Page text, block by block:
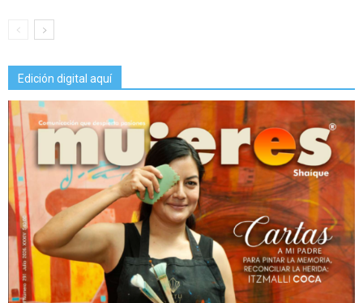
Edición digital aquí